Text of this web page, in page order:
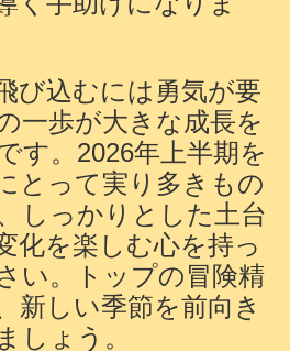
び込むには勇気が要
一歩が大きな成長を
す。2026年上半期を
とって実り多きもの
しっかりとした土台
化を楽しむ心を持っ
い。トップの冒険精
新しい季節を前向き
しょう。